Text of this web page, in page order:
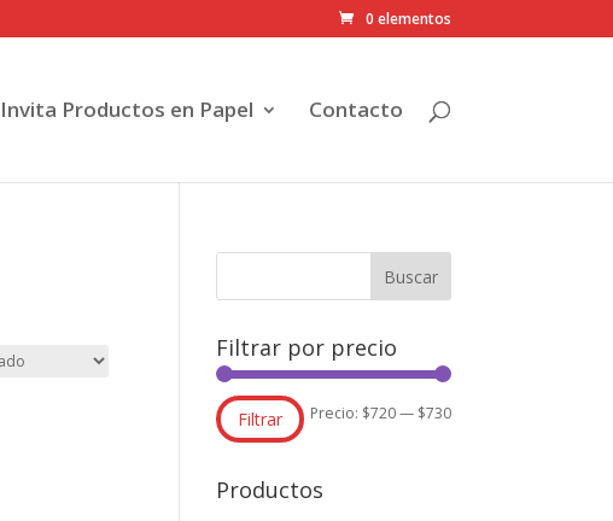
0 elementos
Invita Productos en Papel Contacto
Filtrar por precio
Precio
Precio
Filtrar Precio: $720— $730
Productos